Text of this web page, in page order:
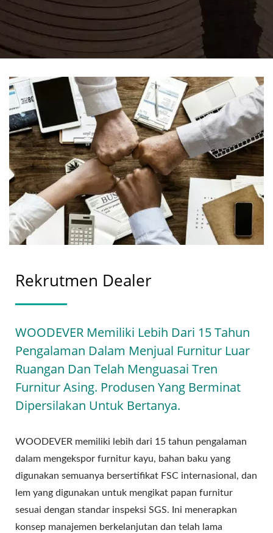
Rekrutmen Dealer
WOODEVER Memiliki Lebih Dari 15 Tahun
Pengalaman Dalam Menjual Furnitur Luar
Ruangan Dan Telah Menguasai Tren
Furnitur Asing. Produsen Yang Berminat
Dipersilakan Untuk Bertanya.
WOODEVER memiliki lebih dari 15 tahun pengalaman
dalam mengekspor furnitur kayu, bahan baku yang
digunakan semuanya bersertifikat FSC internasional, dan
lem yang digunakan untuk mengikat papan furnitur
sesuai dengan standar inspeksi SGS. Ini menerapkan
konsep manajemen berkelanjutan dan telah lama